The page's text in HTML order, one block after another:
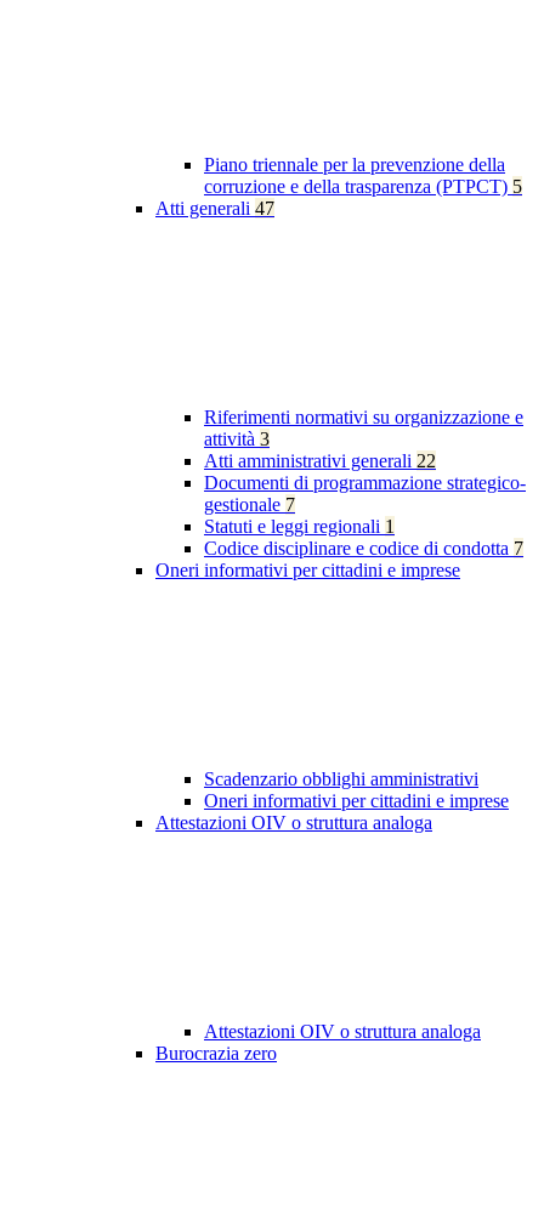
Piano triennale per la prevenzione della
corruzione e della trasparenza (PTPCT) 5
Atti generali 47
Riferimenti normativi su organizzazione e
attività 3
Atti amministrativi generali 22
Documenti di programmazione strategico-
gestionale 7
Statuti e leggi regionali 1
Codice disciplinare e codice di condotta 7
Oneri informativi per cittadini e imprese
Scadenzario obblighi amministrativi
Oneri informativi per cittadini e imprese
Attestazioni OIV o struttura analoga
Attestazioni OIV o struttura analoga
Burocrazia zero